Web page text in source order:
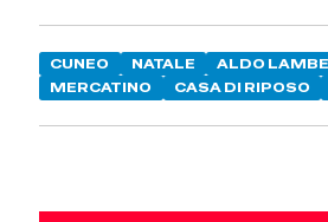
CUNEO NATALE
ALDO
MERCATINO
CASA DI RIPOSO